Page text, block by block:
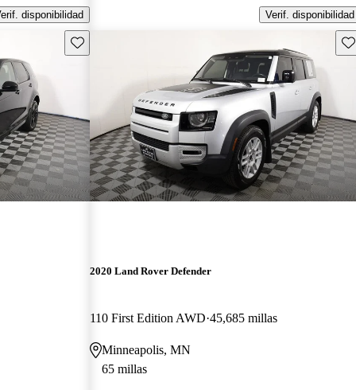
disponibilidad
Verif. disponibilidad
Guarda este Aviso
2020 Land Rover Defender
110 First Edition AWD 45,685 millas
Minneapolis, MN
65 millas